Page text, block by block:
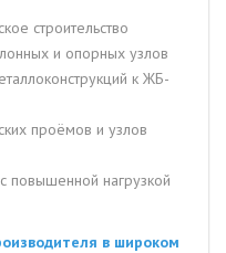
строительство
и опорных узлов
к ЖБ-
проёмов и узлов
повышенной нагрузкой
в широком